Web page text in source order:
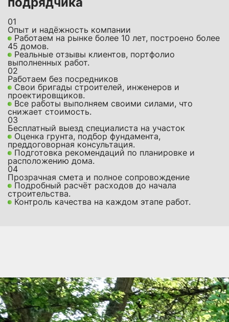
01
Опыт и надёжность компании
Работаем на рынке более 10 лет, построено более
45 домов.
Реальные отзывы клиентов, портфолио
выполненных работ.
02
Работаем без посредников
Свои бригады строителей, инженеров и
проектировщиков.
Все работы выполняем своими силами, что
снижает стоимость.
03
Бесплатный выезд специалиста на участок
Оценка грунта, подбор фундамента,
преддоговорная консультация.
Подготовка рекомендаций по планировке и
расположению дома.
04
Прозрачная смета и полное сопровождение
Подробный расчёт расходов до начала
строительства.
Контроль качества на каждом этапе работ.